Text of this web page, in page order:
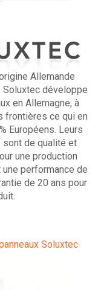
Allemande
développe
en Allemagne, à
frontières ce qui en
Européens. Leurs
de qualité et
une production
performance de
de 20 ans pour
Soluxtec